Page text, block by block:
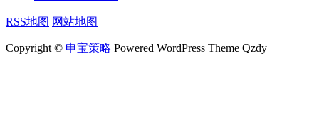
RSS地图 网站地图
Copyright © 申宝策略 Powered WordPress Theme Qzdy